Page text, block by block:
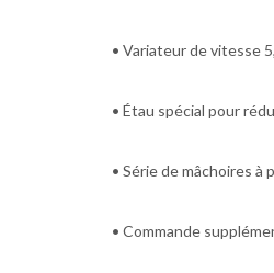
• Variateur de vitesse
• Étau spécial pour
• Série de mâchoires à
• Commande